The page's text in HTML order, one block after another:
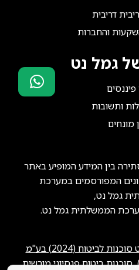
דריבית
והחברות
גמל נט
ותשובות
מונחים
בין המידע המופיע באתר
המפורסמים במערכת
גמל נט,
הממשלתית גמל נט.
לביטוח (2024) בע"מ
סוכנות ביטוח פנסיוני מורשית.